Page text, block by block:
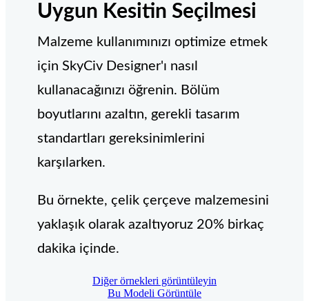
Uygun Kesitin Seçilmesi
Malzeme kullanımınızı optimize etmek
için SkyCiv Designer'ı nasıl
kullanacağınızı öğrenin. Bölüm
boyutlarını azaltın, gerekli tasarım
standartları gereksinimlerini
karşılarken.
Bu örnekte, çelik çerçeve malzemesini
yaklaşık olarak azaltıyoruz 20% birkaç
dakika içinde.
Diğer örnekleri görüntüleyin
Bu Modeli Görüntüle